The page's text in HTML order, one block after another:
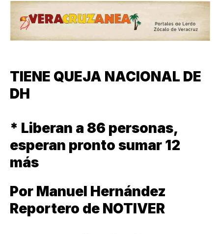
TIENE QUEJA NACIONAL DE
DH
* Liberan a 86 personas,
esperan pronto sumar 12
más
Por Manuel Hernández
Reportero de NOTIVER